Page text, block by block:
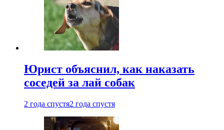
Юрист объяснил, как наказать
соседей за лай собак
2 года спустя2 года спустя